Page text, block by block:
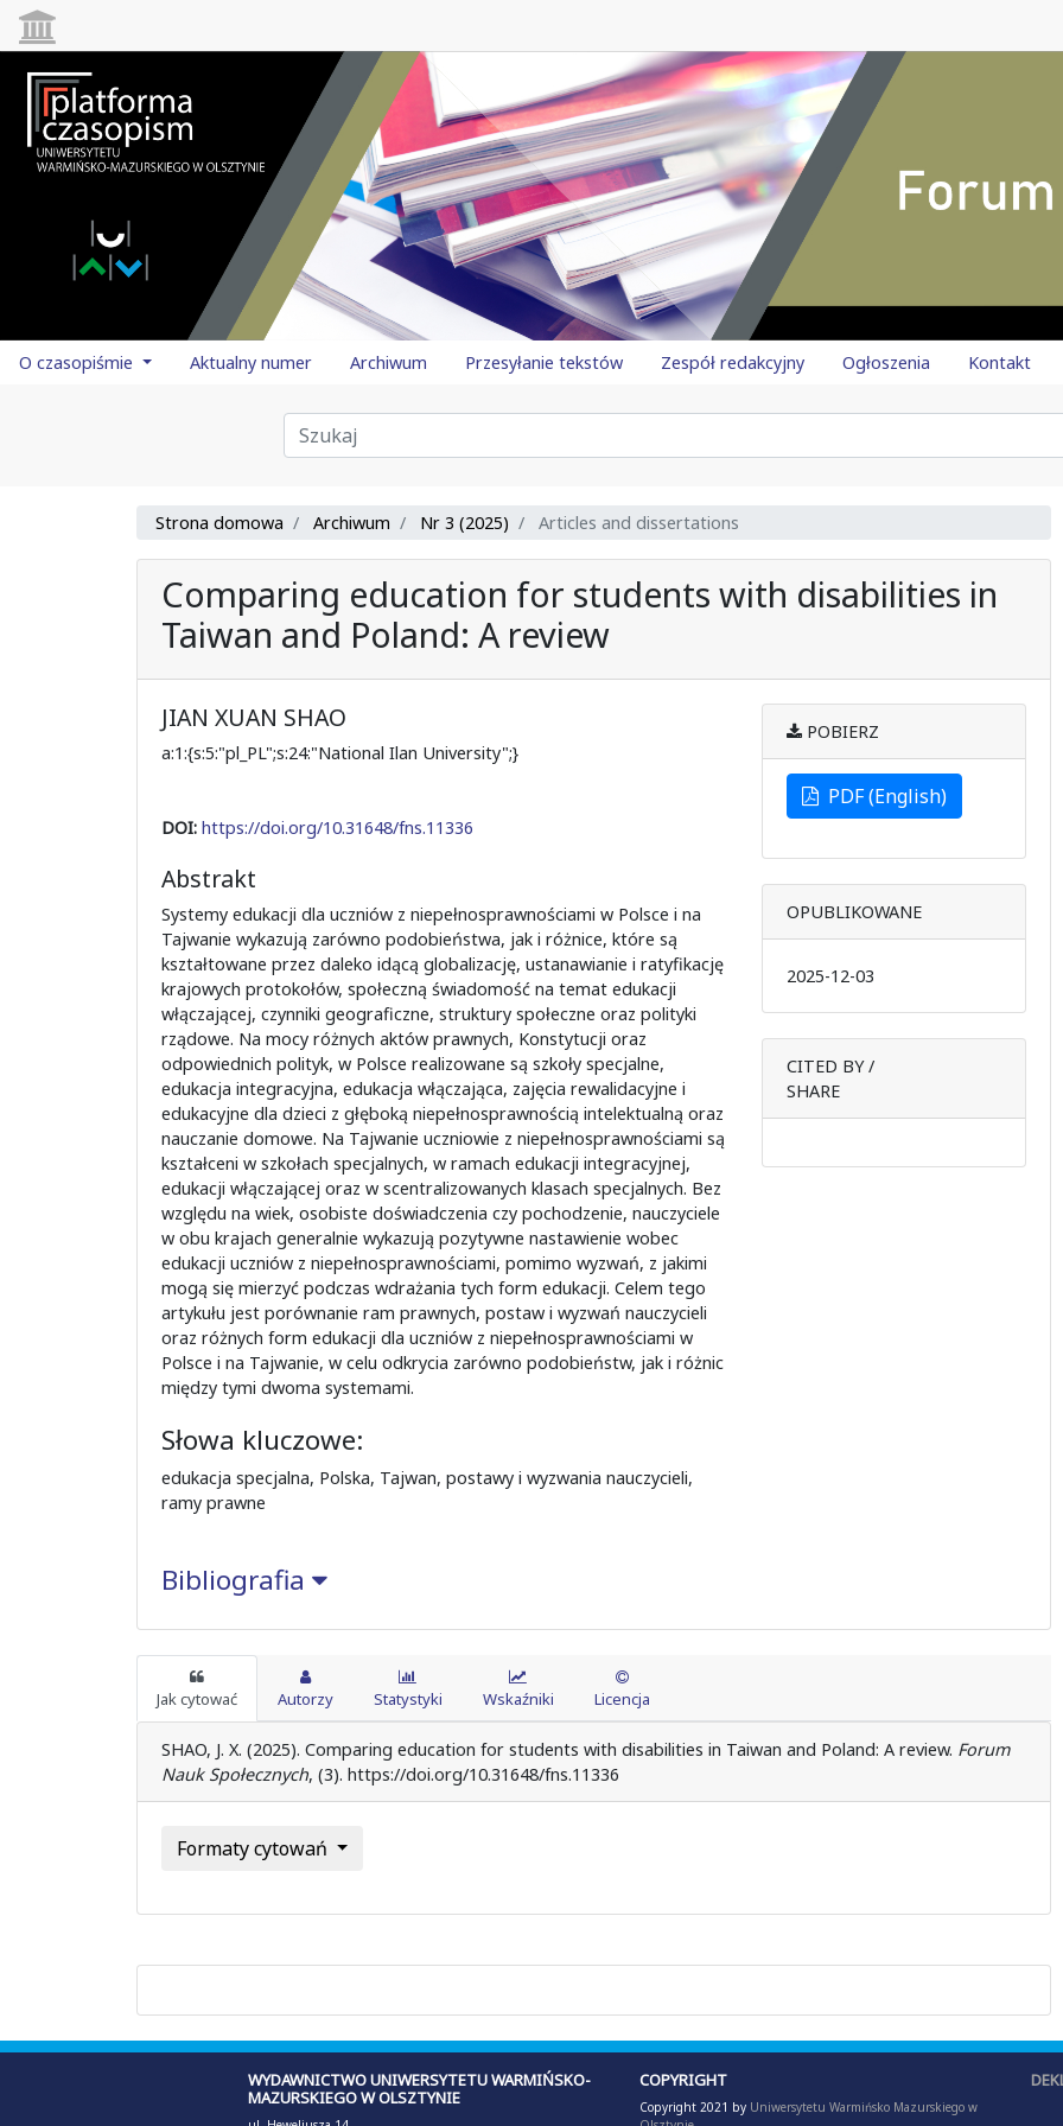
O czasopiśmie Aktualny numer Archiwum Przesyłanie tekstów Zespół redakcyjny Ogłoszenia Kontakt
Strona domowa Archiwum Nr 3 (2025) Articles and dissertations
Comparing education for students with disabilities in
Taiwan and Poland: A review
JIAN XUAN SHAO
a:1:{s:5:"pl_PL";s:24:"National Ilan University";}
DOI: https://doi.org/10.31648/fns.11336
Abstrakt
Systemy edukacji dla uczniów z niepełnosprawnościami w Polsce i na
Tajwanie wykazują zarówno podobieństwa, jak i różnice, które są
kształtowane przez daleko idącą globalizację, ustanawianie i ratyfikację
krajowych protokołów, społeczną świadomość na temat edukacji
włączającej, czynniki geograficzne, struktury społeczne oraz polityki
rządowe. Na mocy różnych aktów prawnych, Konstytucji oraz
odpowiednich polityk, w Polsce realizowane są szkoły specjalne,
edukacja integracyjna, edukacja włączająca, zajęcia rewalidacyjne i
edukacyjne dla dzieci z głęboką niepełnosprawnością intelektualną oraz
nauczanie domowe. Na Tajwanie uczniowie z niepełnosprawnościami są
kształceni w szkołach specjalnych, w ramach edukacji integracyjnej,
edukacji włączającej oraz w scentralizowanych klasach specjalnych. Bez
względu na wiek, osobiste doświadczenia czy pochodzenie, nauczyciele
w obu krajach generalnie wykazują pozytywne nastawienie wobec
edukacji uczniów z niepełnosprawnościami, pomimo wyzwań, z jakimi
mogą się mierzyć podczas wdrażania tych form edukacji. Celem tego
artykułu jest porównanie ram prawnych, postaw i wyzwań nauczycieli
oraz różnych form edukacji dla uczniów z niepełnosprawnościami w
Polsce i na Tajwanie, w celu odkrycia zarówno podobieństw, jak i różnic
między tymi dwoma systemami.
Słowa kluczowe:
edukacja specjalna, Polska, Tajwan, postawy i wyzwania nauczycieli,
ramy prawne
Bibliografia
POBIERZ
PDF (English)
OPUBLIKOWANE
2025-12-03
CITED BY /
SHARE
Jak cytować Autorzy Statystyki Wskaźniki Licencja
SHAO, J. X. (2025). Comparing education for students with disabilities in Taiwan and Poland: A review. Forum
Nauk Społecznych, (3). https://doi.org/10.31648/fns.11336
Formaty cytowań
WYDAWNICTWO UNIWERSYTETU WARMIŃSKO-
MAZURSKIEGO W OLSZTYNIE
COPYRIGHT
Copyright 2021 by Uniwersytetu Warmińsko Mazurskiego w